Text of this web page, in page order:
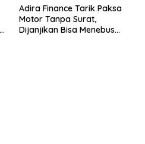
Adira Finance Tarik Paksa
Motor Tanpa Surat,
Dijanjikan Bisa Menebus